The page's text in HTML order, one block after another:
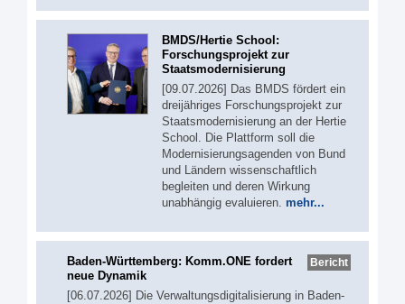
BMDS/Hertie School:
Forschungsprojekt zur
Staatsmodernisierung
[09.07.2026] Das BMDS fördert ein
dreijähriges Forschungsprojekt zur
Staatsmodernisierung an der Hertie
School. Die Plattform soll die
Modernisierungsagenden von Bund
und Ländern wissenschaftlich
begleiten und deren Wirkung
unabhängig evaluieren. mehr...
Bericht
Baden-Württemberg: Komm.ONE fordert
neue Dynamik
[06.07.2026] Die Verwaltungsdigitalisierung in Baden-